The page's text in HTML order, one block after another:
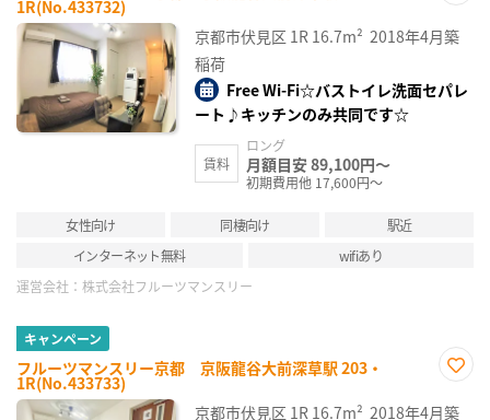
1R(No.433732)
に入
り登
京都市伏見区 1R 16.7m² 2018年4月築
稲荷
Free Wi-Fi☆バストイレ洗面セパレ
ート♪キッチンのみ共同です☆
賃料
ロング
月額目安 89,100円～
初期費用他 17,600円～
女性向け 同棲向け
駅近
インターネット無料
wifiあり
運営会社： 株式会社フルーツマンスリー
キャンペーン
フルーツマンスリー京都 京阪龍谷大前深草駅 203・
1R(No.433733)
に入
京都市伏見区 1R 16.7m² 2018年4月築